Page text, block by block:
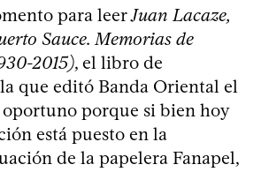
para leerJuan Lacaze,
Sauce. Memorias de
2015), el libro de
que editó Banda Oriental el
oportuno porque si bien hoy
está puesto en la
de la papelera Fanapel,